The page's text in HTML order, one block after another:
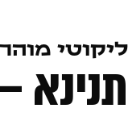
ליקוטי
תנינא